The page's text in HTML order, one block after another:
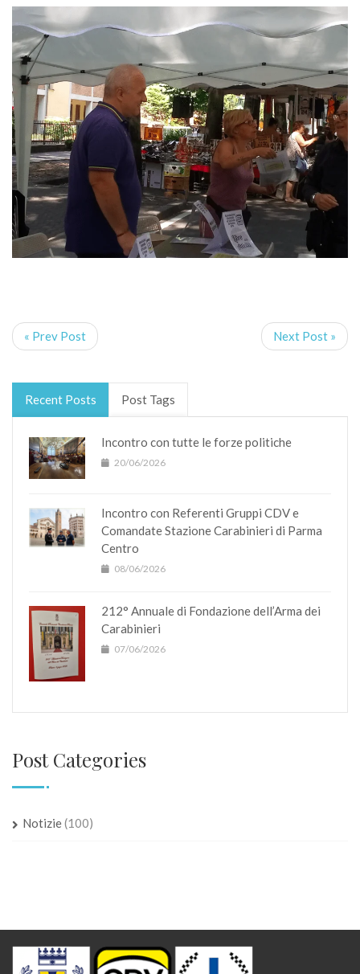
« Prev Post Next Post »
Recent Posts Post Tags
Incontro con tutte le forze politiche
20/06/2026
Incontro con Referenti Gruppi CDV e
Comandate Stazione Carabinieri di Parma
Centro
08/06/2026
212° Annuale di Fondazione dell’Arma dei
Carabinieri
07/06/2026
Post Categories
Notizie(100)